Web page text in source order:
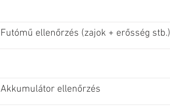
Futómű ellenőrzés (zajok + erősség stb.)
Akkumulátor ellenőrzés